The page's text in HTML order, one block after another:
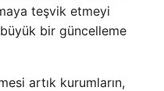
teşvik etmeyi
bir güncelleme
artık kurumların,